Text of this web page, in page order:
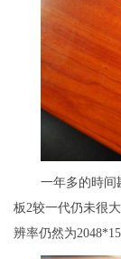
一年多的時间
板2较一代仍未很
辨率仍然为